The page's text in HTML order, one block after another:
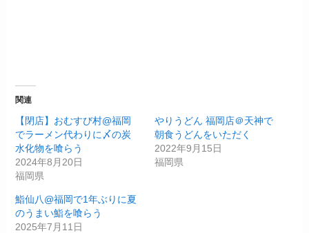
関連
【閉店】おむすび村@福岡
でラーメン代わりに〆の炭
水化物を喰らう
2024年8月20日
福岡県
やりうどん 福岡店＠天神で
朝食うどんをいただく
2022年9月15日
福岡県
鮨仙八@福岡で1年ぶりに夏
のうまい鮨を喰らう
2025年7月11日